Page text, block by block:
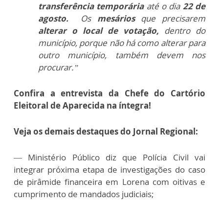
transferência temporária até o dia 22 de
agosto. Os mesários que precisarem
alterar o local de votação, dentro do
município, porque não há como alterar para
outro município, também devem nos
procurar.”
Confira a entrevista da Chefe do Cartório
Eleitoral de Aparecida na íntegra!
Veja os demais destaques do Jornal Regional:
— Ministério Público diz que Polícia Civil vai
integrar próxima etapa de investigações do caso
de pirâmide financeira em Lorena com oitivas e
cumprimento de mandados judiciais;